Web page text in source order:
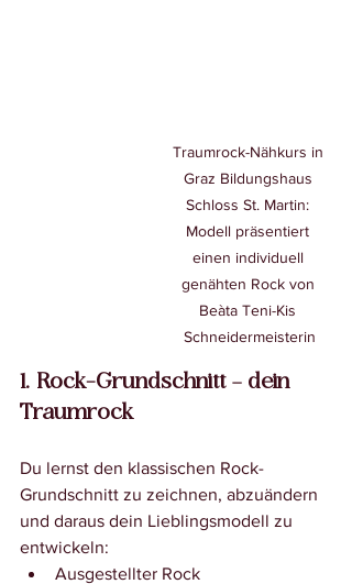
Traumrock-Nähkurs in
Graz Bildungshaus
Schloss St. Martin:
Modell präsentiert
einen individuell
genähten Rock von
Beàta Teni-Kis
Schneidermeisterin
1. Rock-Grundschnitt – dein
Traumrock
Du lernst den klassischen Rock-
Grundschnitt zu zeichnen, abzuändern
und daraus dein Lieblingsmodell zu
entwickeln:
Ausgestellter Rock